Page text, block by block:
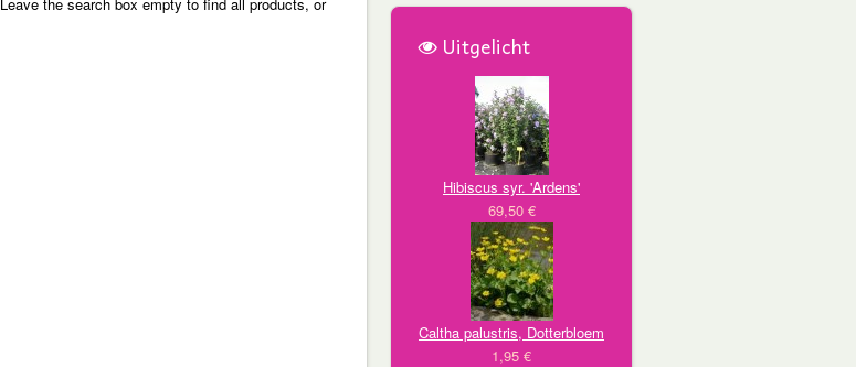
Uitgelicht
Hibiscus syr. 'Ardens'
69,50 €
Caltha palustris, Dotterbloem
1,95 €